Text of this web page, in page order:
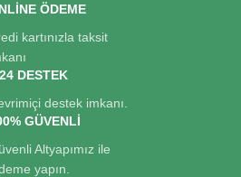
ÖDEME
kartınızla taksit
DESTEK
destek imkanı.
GÜVENLİ
Altyapımız ile
yapın.